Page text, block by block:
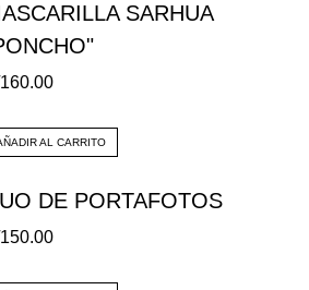
SARHUA
160.00
AL CARRITO
DE PORTAFOTOS
150.00